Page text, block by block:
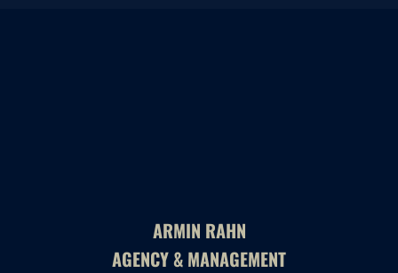
ARMIN RAHN
AGENCY & MANAGEMENT